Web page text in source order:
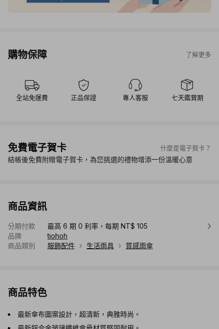
購物保障 了解更多
全站免運費 正品保證 專人客服 七天鑑賞期
免費電子賀卡 什麼是電子賀卡？
結帳後免費附贈電子賀卡，為您挑選的禮物增添一份溫暖心意
商品資訊
分期付款
最高 6 期 0 利率，每期 NT$ 105
品牌
tiohoh
商品類別
服飾配件 生活雨具 質感雨傘
商品特色
最新傘布圖案設計，超清新，典雅時尚。